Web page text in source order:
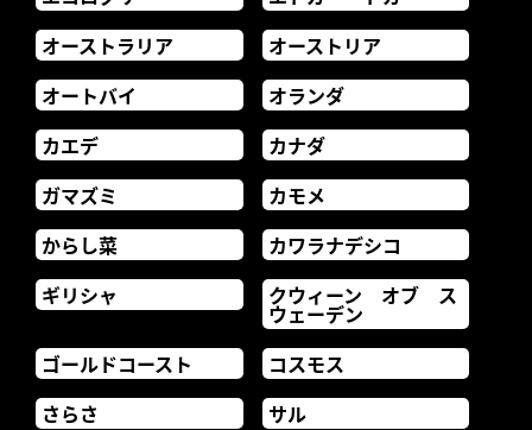
オーストラリア
オーストリア
オートバイ
オランダ
カエデ
カナダ
ガマズミ
カモメ
からし菜
カワラナデシコ
ギリシャ
クウィーン オブ ス
ウェーデン
ゴールドコースト
コスモス
さらさ
サル